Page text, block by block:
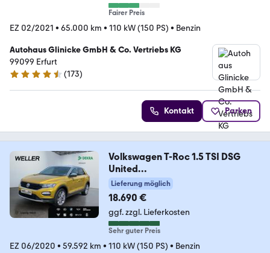
Fairer Preis
EZ 02/2021 • 65.000 km • 110 kW (150 PS) • Benzin
Autohaus Glinicke GmbH & Co. Vertriebs KG
99099 Erfurt
4.4 Sterne
(173)
Kontakt Parken
Volkswagen T-Roc 1.5 TSI DSG
United
*StHz*ACC*SHZ*CAM*PDC*
Lieferung möglich
18.690 €
ggf. zzgl. Lieferkosten
Sehr guter Preis
EZ 06/2020 • 59.592 km • 110 kW (150 PS) • Benzin